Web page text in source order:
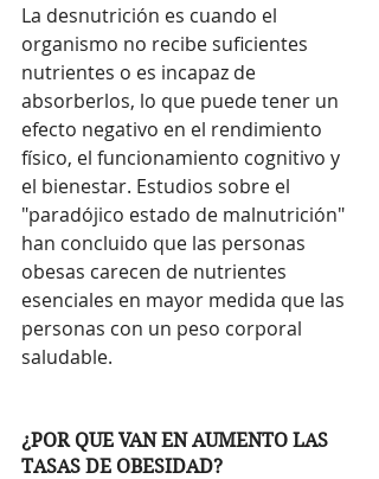
La desnutrición es cuando el
organismo no recibe suficientes
nutrientes o es incapaz de
absorberlos, lo que puede tener un
efecto negativo en el rendimiento
físico, el funcionamiento cognitivo y
el bienestar. Estudios sobre el
"paradójico estado de malnutrición"
han concluido que las personas
obesas carecen de nutrientes
esenciales en mayor medida que las
personas con un peso corporal
saludable.
¿POR QUE VAN EN AUMENTO LAS
TASAS DE OBESIDAD?